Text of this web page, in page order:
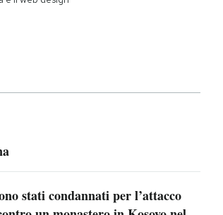
stati condannati per l’attacco